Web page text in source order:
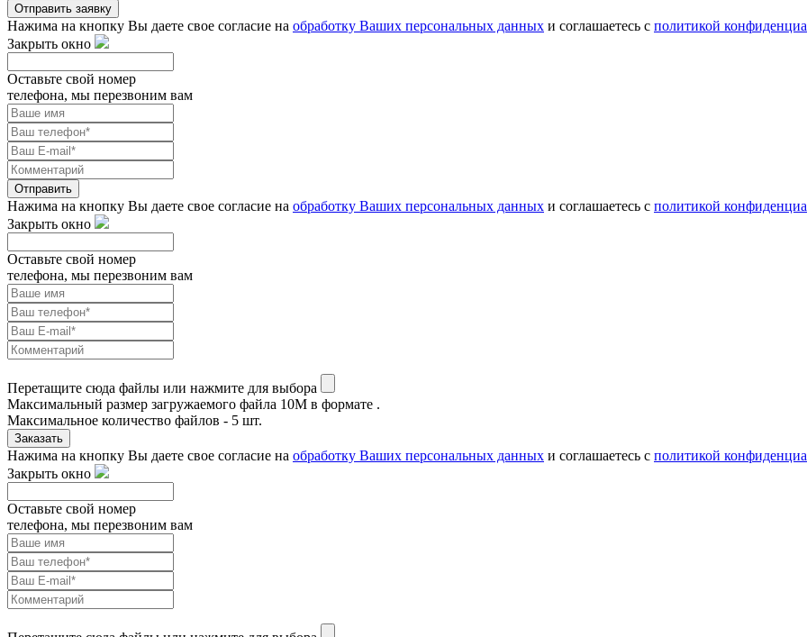
Отправить заявку
Нажима на кнопку Вы даете свое согласие на обработку Ваших персональных данных и соглашаетесь с политикой
Закрыть окно
Оставьте свой номер
телефона, мы перезвоним вам
Отправить
Нажима на кнопку Вы даете свое согласие на обработку Ваших персональных данных и соглашаетесь с политикой
Закрыть окно
Оставьте свой номер
телефона, мы перезвоним вам
Перетащите сюда файлы или нажмите для выбора
Максимальный размер загружаемого файла 10M в формате .
Максимальное количество файлов - 5 шт.
Заказать
Нажима на кнопку Вы даете свое согласие на обработку Ваших персональных данных и соглашаетесь с политикой
Закрыть окно
Оставьте свой номер
телефона, мы перезвоним вам